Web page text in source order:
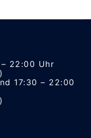
22:00 Uhr
17:30 – 22:00